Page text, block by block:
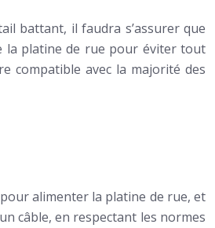
battant, il faudra s’assurer que
la platine de rue pour éviter tout
compatible avec la majorité des
alimenter la platine de rue, et
câble, en respectant les normes